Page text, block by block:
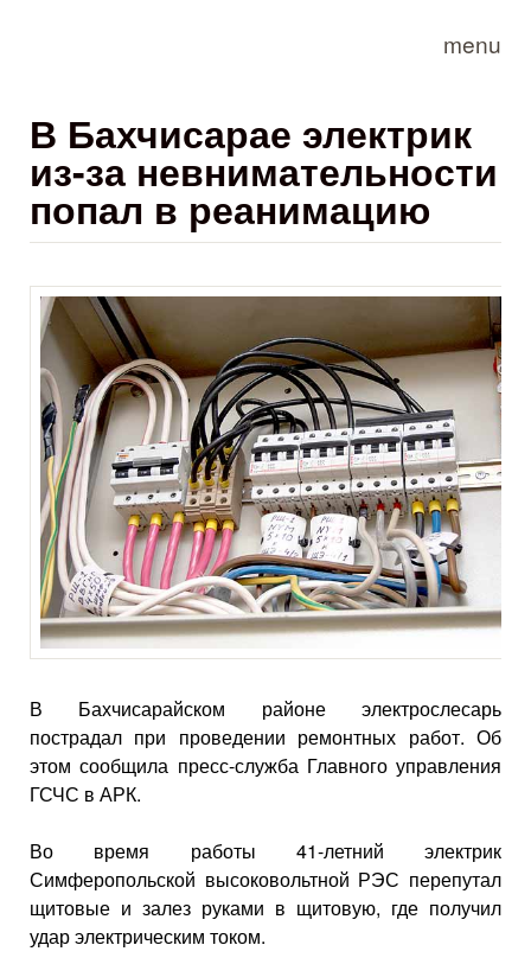
menu
В Бахчисарае электрик
из-за невнимательности
попал в реанимацию
В Бахчисарайском районе электрослесарь
пострадал при проведении ремонтных работ. Об
этом сообщила пресс-служба Главного управления
ГСЧС в АРК.
Во время работы 41-летний электрик
Симферопольской высоковольтной РЭС перепутал
щитовые и залез руками в щитовую, где получил
удар электрическим током.